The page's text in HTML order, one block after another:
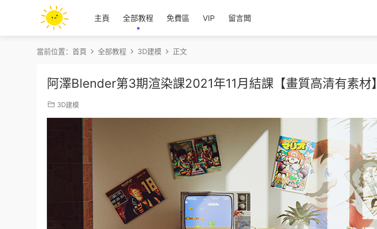
主頁 全部教程 免費區 VIP 留言闆
當前位置： 首頁 全部教程 3D建模 正文
阿澤Blender第3期渲染課2021年11月結課【畫質高清有素材】
3D建模